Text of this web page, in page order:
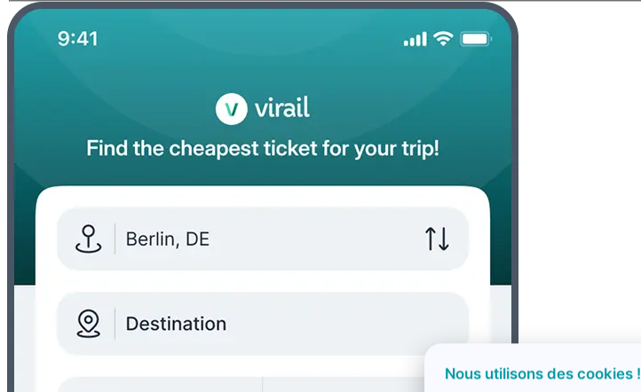
Nous utilisons des cookies !